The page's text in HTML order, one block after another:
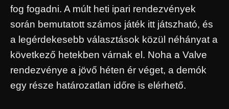
fog fogadni. A múlt heti ipari rendezvények
során bemutatott számos játék itt játszható, és
a legérdekesebb választások közül néhányat a
következő hetekben várnak el. Noha a Valve
rendezvénye a jövő héten ér véget, a demók
egy része határozatlan időre is elérhető.